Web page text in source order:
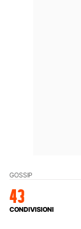
GOSSIP
43
CONDIVISIONI